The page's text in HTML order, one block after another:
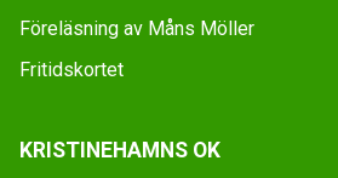
Föreläsning av Måns Möller
Fritidskortet
KRISTINEHAMNS OK